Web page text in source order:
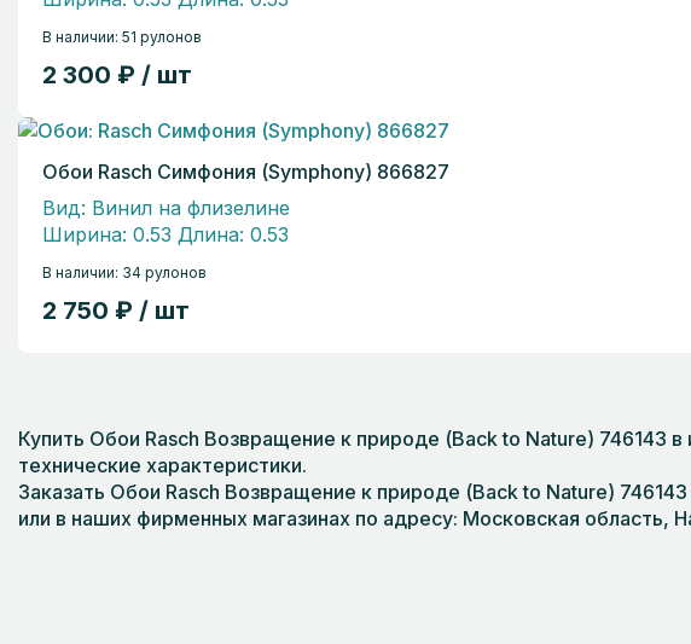
В наличии: 51 рулонов
2 300 ₽ / шт
Обои Rasch Симфония (Symphony) 866827
Вид: Винил на флизелине
Ширина: 0.53 Длина: 0.53
В наличии: 34 рулонов
2 750 ₽ / шт
Купить Обои Rasch Возвращение к природе (Back to Nature)
технические характеристики.
Заказать Обои Rasch Возвращение к природе (Back to Nature)
или в наших фирменных магазинах по адресу: Московская